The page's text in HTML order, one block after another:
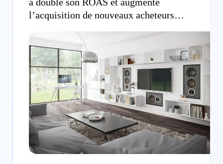
l’acquisition de nouveaux acheteurs